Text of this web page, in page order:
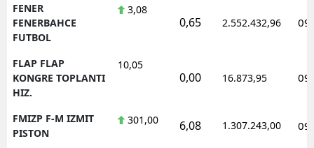
FENER
FENERBAHCE
FUTBOL
3,08
0,65 2.552.432,96
FLAP FLAP
KONGRE TOPLANTI
HIZ.
10,05
0,00 16.873,95
FMIZP F-M IZMIT
PISTON
301,00 6,08 1.307.243,00